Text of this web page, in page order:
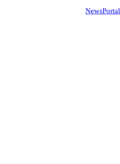
NewsPortal